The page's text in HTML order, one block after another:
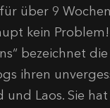
über 9
kein
bezeichnet
ihren
Laos. Sie